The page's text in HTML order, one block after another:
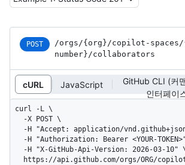
POST /orgs/{org}/copilot-spaces/
number}/collaborators
cURL JavaScript
GitHub CLI (커
인터페이
curl -L \